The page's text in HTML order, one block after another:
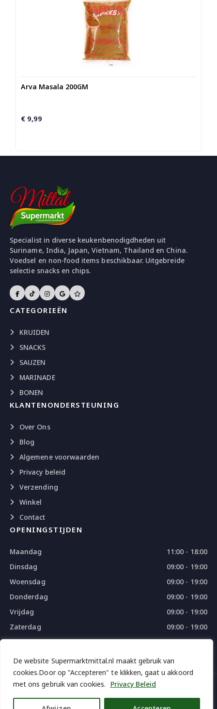
De website Supermarktmittal.nl maakt gebruik van
cookies.Door op "Accepteren" te klikken, gaat u akkoord
met ons gebruik van cookies.
Privacy Beleid
Arva Masala 200GM
€ 9,99
Specialist in diverse keukenbenodigdheden uit
Suriname, India, Japan, Vietnam, Thailand en China.
Voedsel en non-food items beschikbaar. Uitgebreide
selectie snacks en chips.
CATEGORIEËN
KRUIDEN
SNACKS
SAUZEN
MARINADE
BONEN
KLANTENONDERSTEUNING
Over Ons
Blog
Algemene voorwaarden
Privacy beleid
Verzending
Winkel
Contact
OPENINGSTIJDEN
Maandag
11:00 - 18:00
Dinsdag
09:00 - 19:00
Woensdag
09:00 - 19:00
Donderdag
09:00 - 19:00
Vrijdag
09:00 - 19:00
Zaterdag
09:00 - 19:00
Zondag
09:00 - 18:00
© 2026 SUPERMARKTMITTAL - ALL RIGHTS RESERVED
BYTHE WEBDESIGN